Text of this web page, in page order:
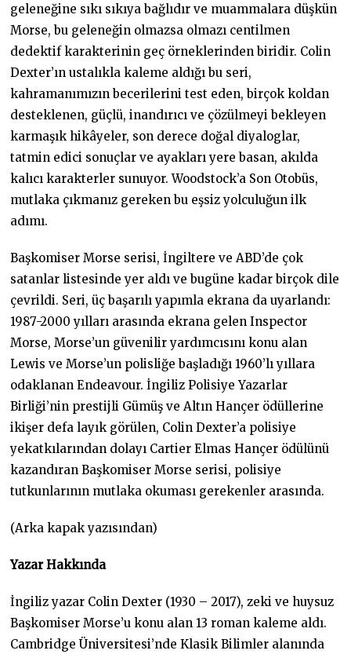
geleneğine sıkı sıkıya bağlıdır ve muammalara düşkün
Morse, bu geleneğin olmazsa olmazı centilmen
dedektif karakterinin geç örneklerinden biridir. Colin
Dexter’ın ustalıkla kaleme aldığı bu seri,
kahramanımızın becerilerini test eden, birçok koldan
desteklenen, güçlü, inandırıcı ve çözülmeyi bekleyen
karmaşık hikâyeler, son derece doğal diyaloglar,
tatmin edici sonuçlar ve ayakları yere basan, akılda
kalıcı karakterler sunuyor. Woodstock’a Son Otobüs,
mutlaka çıkmanız gereken bu eşsiz yolculuğun ilk
adımı.
Başkomiser Morse serisi, İngiltere ve ABD’de çok
satanlar listesinde yer aldı ve bugüne kadar birçok dile
çevrildi. Seri, üç başarılı yapımla ekrana da uyarlandı:
1987-2000 yılları arasında ekrana gelen Inspector
Morse, Morse’un güvenilir yardımcısını konu alan
Lewis ve Morse’un polisliğe başladığı 1960’lı yıllara
odaklanan Endeavour. İngiliz Polisiye Yazarlar
Birliği’nin prestijli Gümüş ve Altın Hançer ödüllerine
ikişer defa layık görülen, Colin Dexter’a polisiye
yekatkılarından dolayı Cartier Elmas Hançer ödülünü
kazandıran Başkomiser Morse serisi, polisiye
tutkunlarının mutlaka okuması gerekenler arasında.
(Arka kapak yazısından)
Yazar Hakkında
İngiliz yazar Colin Dexter (1930 – 2017), zeki ve huysuz
Başkomiser Morse’u konu alan 13 roman kaleme aldı.
Cambridge Üniversitesi’nde Klasik Bilimler alanında